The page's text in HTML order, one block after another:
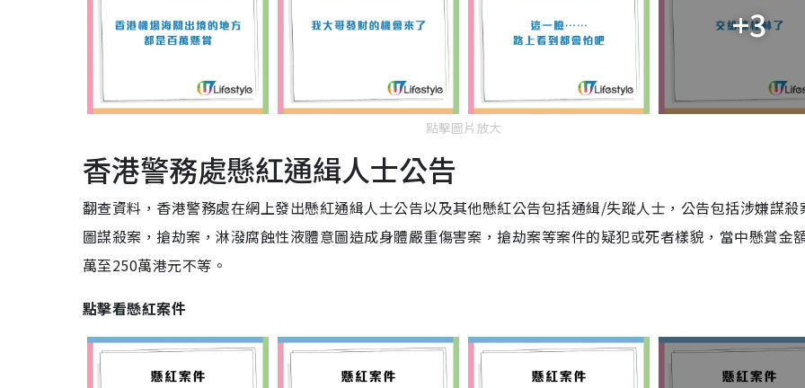
+3
點擊圖片放大
香港警務處懸紅通緝人士公告
翻查資料，香港警務處在網上發出懸紅通緝人士公告以及其他懸紅公告包括通緝/失蹤人士，公告包括涉嫌謀殺
圖謀殺案，搶劫案，淋潑腐蝕性液體意圖造成身體嚴重傷害案，搶劫案等案件的疑犯或死者樣貌，當中懸賞金
萬至250萬港元不等。
點擊看懸紅案件